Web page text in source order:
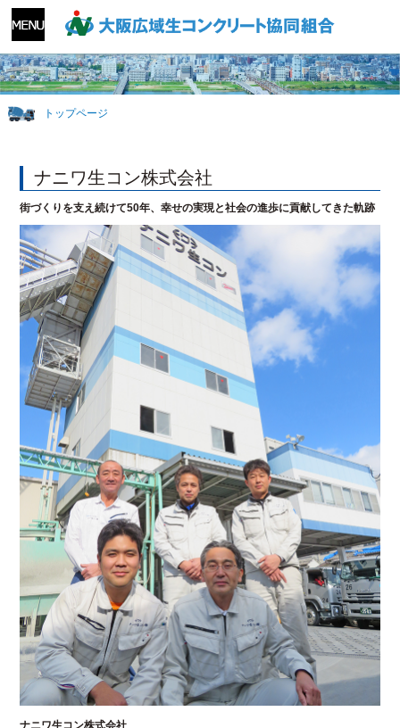
トップページ
ナニワ生コン株式会社
街づくりを支え続けて50年、幸せの実現と社会の進歩に貢献してきた軌跡
ナニワ生コン株式会社